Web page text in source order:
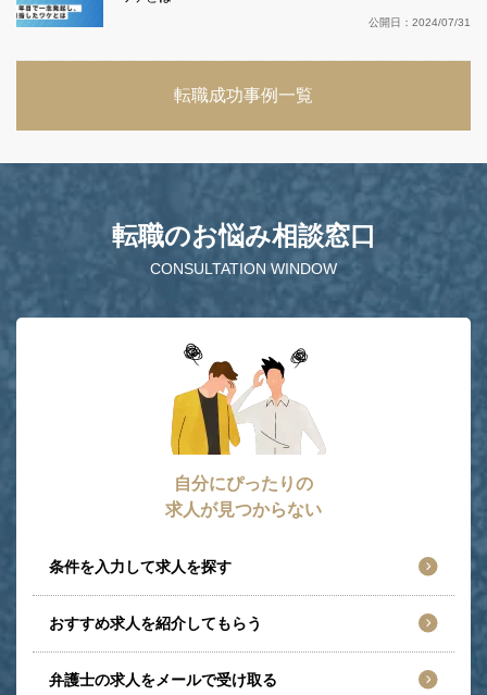
公開日： 2024/07/31
転職成功事例一覧
CONSULTATION WINDOW
転職のお悩み相談窓口
自分にぴったりの
求人が見つからない
条件を入力して求人を探す
おすすめ求人を紹介してもらう
弁護士の求人をメールで受け取る